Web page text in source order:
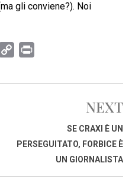
gli conviene?). Noi
p
n
i
NEXT
SE CRAXI È UN
PERSEGUITATO, FORBICE È
UN GIORNALISTA